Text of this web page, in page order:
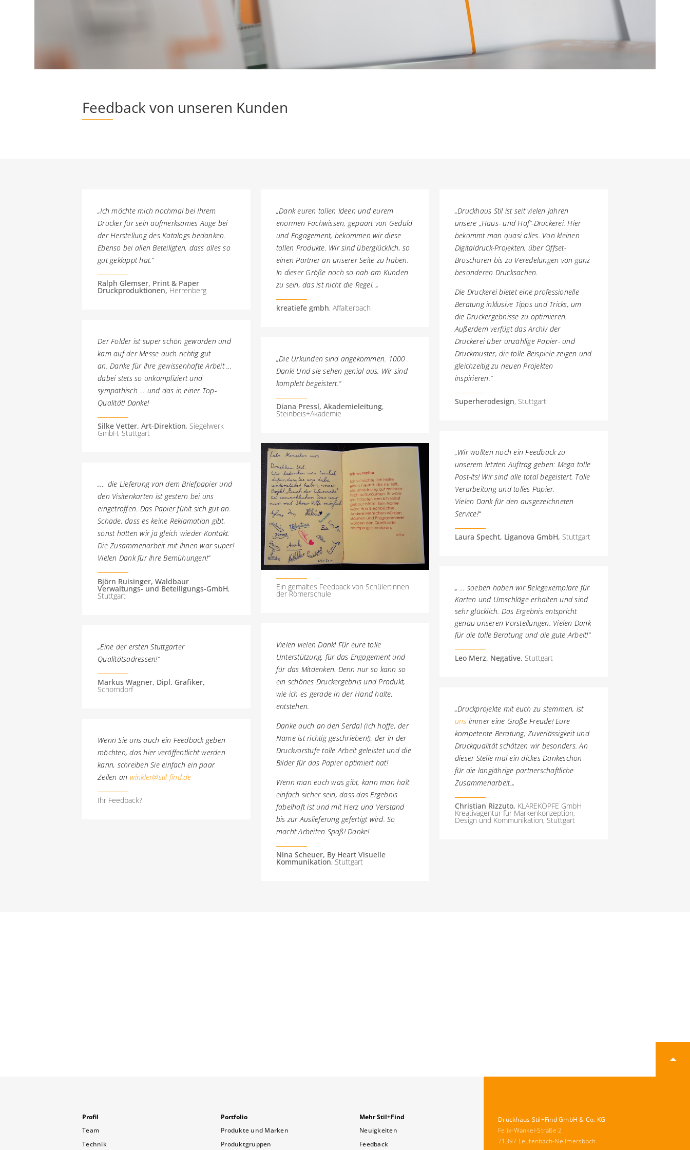
Feedback von unseren Kunden
Ralph Glemser, Print & Paper
Druckproduktionen, Herrenberg
„Ich möchte mich nochmal bei Ihrem
Drucker für sein aufmerksames Auge bei
der Herstellung des Katalogs bedanken.
Ebenso bei allen Beteiligten, dass alles so
gut geklappt hat.“
Silke Vetter, Art-Direktion, Siegelwerk
GmbH, Stuttgart
Der Folder ist super schön geworden und
kam auf der Messe auch richtig gut
an. Danke für Ihre gewissenhafte Arbeit …
dabei stets so unkompliziert und
sympathisch … und das in einer Top-
Qualität! Danke!
Björn Ruisinger, Waldbaur
Verwaltungs- und Beteiligungs-GmbH,
Stuttgart
„… die Lieferung von dem Briefpapier und
den Visitenkarten ist gestern bei uns
eingetroffen. Das Papier fühlt sich gut an.
Schade, dass es keine Reklamation gibt,
sonst hätten wir ja gleich wieder Kontakt.
Die Zusammenarbeit mit Ihnen war super!
Vielen Dank für Ihre Bemühungen!“
Markus Wagner, Dipl. Grafiker,
Schorndorf
„Eine der ersten Stuttgarter
Qualitätsadressen!“
Ihr Feedback?
Wenn Sie uns auch ein Feedback geben
möchten, das hier veröffentlicht werden
kann, schreiben Sie einfach ein paar
Zeilen an winkler@stil-find.de
kreatiefe gmbh, Affalterbach
„Dank euren tollen Ideen und eurem
enormen Fachwissen, gepaart von Geduld
und Engagement, bekommen wir diese
tollen Produkte. Wir sind überglücklich, so
einen Partner an unserer Seite zu haben.
In dieser Größe noch so nah am Kunden
zu sein, das ist nicht die Regel. „
Diana Pressl, Akademieleitung,
Steinbeis+Akademie
„Die Urkunden sind angekommen. 1000
Dank! Und sie sehen genial aus. Wir sind
komplett begeistert.“
Ein gemaltes Feedback von Schüler:innen
der Römerschule
Nina Scheuer, By Heart Visuelle
Kommunikation, Stuttgart
Vielen vielen Dank! Für eure tolle
Unterstützung, für das Engagement und
für das Mitdenken. Denn nur so kann so
ein schönes Druckergebnis und Produkt,
wie ich es gerade in der Hand halte,
entstehen.
Danke auch an den Serdal (ich hoffe, der
Name ist richtig geschrieben!), der in der
Druckvorstufe tolle Arbeit geleistet und die
Bilder für das Papier optimiert hat!
Wenn man euch was gibt, kann man halt
einfach sicher sein, dass das Ergebnis
fabelhaft ist und mit Herz und Verstand
bis zur Auslieferung gefertigt wird. So
macht Arbeiten Spaß! Danke!
Superherodesign, Stuttgart
„Druckhaus Stil ist seit vielen Jahren
unsere „Haus- und Hof“-Druckerei. Hier
bekommt man quasi alles. Von kleinen
Digitaldruck-Projekten, über Offset-
Broschüren bis zu Veredelungen von ganz
besonderen Drucksachen.
Die Druckerei bietet eine professionelle
Beratung inklusive Tipps und Tricks, um
die Druckergebnisse zu optimieren.
Außerdem verfügt das Archiv der
Druckerei über unzählige Papier- und
Druckmuster, die tolle Beispiele zeigen und
gleichzeitig zu neuen Projekten
inspirieren.“
Laura Specht, Liganova GmbH, Stuttgart
„Wir wollten noch ein Feedback zu
unserem letzten Auftrag geben: Mega tolle
Post-Its! Wir sind alle total begeistert. Tolle
Verarbeitung und tolles Papier.
Vielen Dank für den ausgezeichneten
Service!“
Leo Merz, Negative, Stuttgart
„ … soeben haben wir Belegexemplare für
Karten und Umschläge erhalten und sind
sehr glücklich. Das Ergebnis entspricht
genau unseren Vorstellungen. Vielen Dank
für die tolle Beratung und die gute Arbeit!“
Christian Rizzuto, KLAREKÖPFE GmbH
Kreativagentur für Markenkonzeption,
Design und Kommunikation, Stuttgart
„Druckprojekte mit euch zu stemmen, ist
uns immer eine Große Freude! Eure
kompetente Beratung, Zuverlässigkeit und
Druckqualität schätzen wir besonders. An
dieser Stelle mal ein dickes Dankeschön
für die langjährige partnerschaftliche
Zusammenarbeit.„
Profil
Team
Technik
Portfolio
Produkte und Marken
Produktgruppen
Mehr Stil+Find
Neuigkeiten
Feedback
Druckhaus Stil+Find GmbH & Co. KG
Felix-Wankel-Straße 2
71397 Leutenbach-Nellmersbach